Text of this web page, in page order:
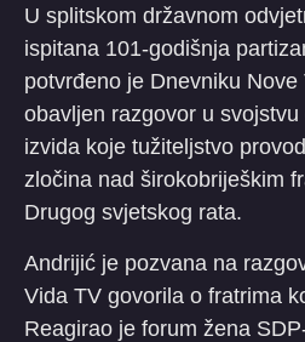
U splitskom državnom
ispitana 101-godišnja
potvrđeno je Dnevniku Nove
obavljen razgovor u
izvida koje tužiteljstvo
zločina nad širokobriješkim
Drugog svjetskog rata.
Andrijić je pozvana na
Vida TV govorila o fratrima
Reagirao je forum žena